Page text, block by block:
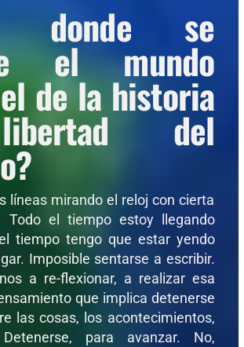
donde se
el mundo
de la historia
del
líneas mirando el reloj con cierta
Todo el tiempo estoy llegando
tiempo tengo que estar yendo
Imposible sentarse a escribir.
a re-flexionar, a realizar esa
que implica detenerse
las cosas, los acontecimientos,
para avanzar. No,